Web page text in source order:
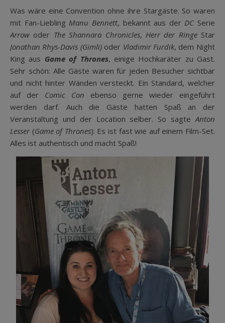
Was wäre eine Convention ohne ihre Stargäste. So waren
mit Fan-Liebling Manu Bennett, bekannt aus der DC Serie
Arrow oder The Shannara Chronicles, Herr der RingeStar
Jonathan Rhys-Davis (Gimli)oder Vladimir Furdik, dem Night
King aus Game of Thrones, einige Hochkaräter zu Gast.
Sehr schön: Alle Gäste waren für jeden Besucher sichtbar
und nicht hinter Wänden versteckt. Ein Standard, welcher
auf der Comic Con ebenso gerne wieder eingeführt
werden darf. Auch die Gäste hatten Spaß an der
Veranstaltung und der Location selber. So sagte Anton
Lesser (Game of Thrones): Es ist fast wie auf einem Film-Set.
Alles ist authentisch und macht Spaß!